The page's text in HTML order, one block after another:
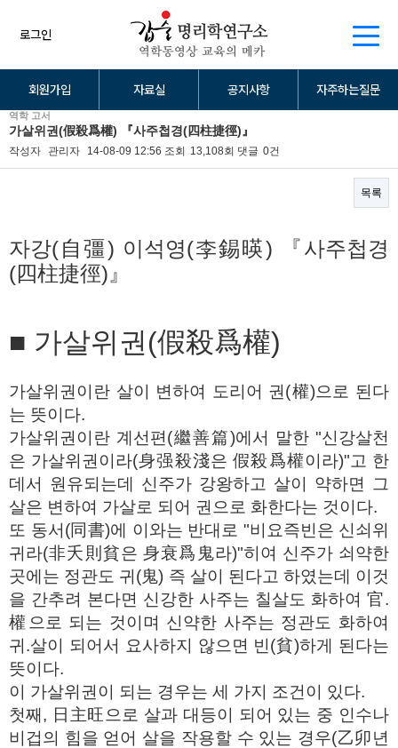
로그인
회원가입 자료실 공지사항 자주하는질문
역학 고서
가살위권(假殺爲權) 『사주첩경(四柱捷徑)』
작성자 관리자 14-08-09 12:56 조회 13,108회 댓글 0건
목록
자강(自彊) 이석영(李錫暎) 『사주첩경
(四柱捷徑)』
■ 가살위권(假殺爲權)
가살위권이란 살이 변하여 도리어 권(權)으로 된다
는 뜻이다.
가살위권이란 계선편(繼善篇)에서 말한 "신강살천
은 가살위권이라(身强殺淺은 假殺爲權이라)"고 한
데서 원유되는데 신주가 강왕하고 살이 약하면 그
살은 변하여 가살로 되어 권으로 화한다는 것이다.
또 동서(同書)에 이와는 반대로 "비요즉빈은 신쇠위
귀라(非夭則貧은 身衰爲鬼라)"히여 신주가 쇠약한
곳에는 정관도 귀(鬼) 즉 살이 된다고 하였는데 이것
을 간추려 본다면 신강한 사주는 칠살도 화하여 官.
權으로 되는 것이며 신약한 사주는 정관도 화하여
귀.살이 되어서 요사하지 않으면 빈(貧)하게 된다는
뜻이다.
이 가살위권이 되는 경우는 세 가지 조건이 있다.
첫째, 日主旺으로 살과 대등이 되어 있는 중 인수나
비겁의 힘을 얻어 살을 작용할 수 있는 경우(乙卯년